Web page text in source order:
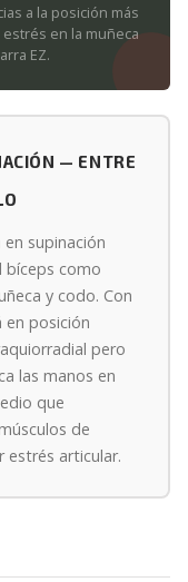
a la posición más
en la muñeca
EZ.
— ENTRE
supinación
como
y codo. Con
en posición
pero
las manos en
que
de
estrés articular.